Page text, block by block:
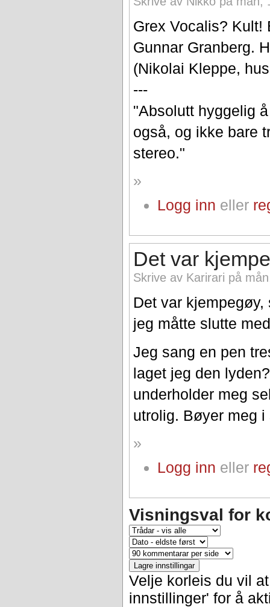
Grex Vocalis? Kult!
Gunnar Granberg.
(Nikolai Kleppe,
---
"Absolutt hyggelig
også, og ikke bare
stereo."
»
Logg inn eller
Det var
Skrive av Karirari på
Det var
jeg måtte slutte
Jeg sang en pen
laget jeg den
underholder meg
utrolig. Bøyer meg
»
Logg inn eller
Visningsval for
Velje korleis du vil
innstillinger' for å